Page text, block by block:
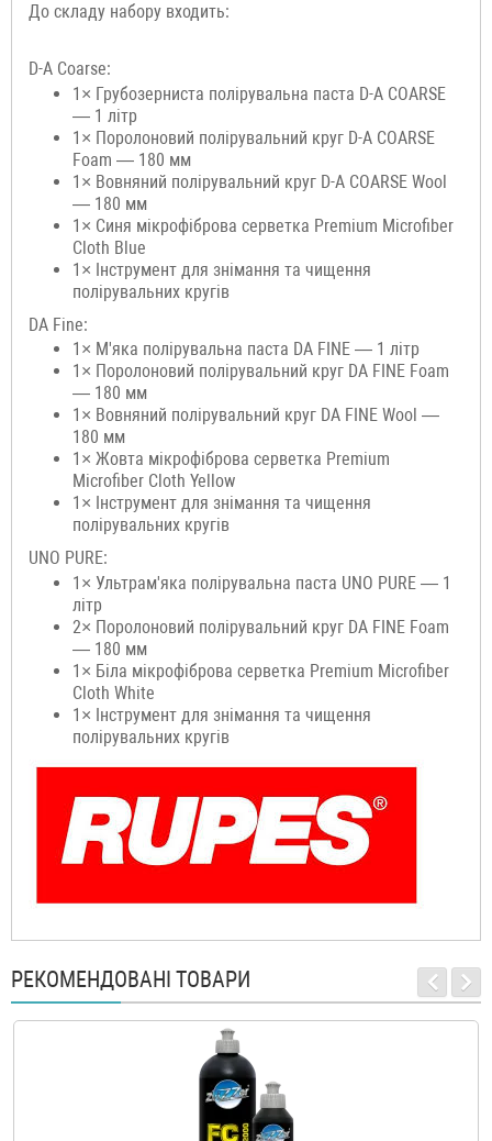
До складу набору входить:
D-A Coarse:
1× Грубозерниста полірувальна паста D-A COARSE
— 1 літр
1× Поролоновий полірувальний круг D-A COARSE
Foam — 180 мм
1× Вовняний полірувальний круг D-A COARSE Wool
— 180 мм
1× Синя мікрофіброва серветка Premium Microfiber
Cloth Blue
1× Інструмент для знімання та чищення
полірувальних кругів
DA Fine:
1× М'яка полірувальна паста DA FINE — 1 літр
1× Поролоновий полірувальний круг DA FINE Foam
— 180 мм
1× Вовняний полірувальний круг DA FINE Wool —
180 мм
1× Жовта мікрофіброва серветка Premium
Microfiber Cloth Yellow
1× Інструмент для знімання та чищення
полірувальних кругів
UNO PURE:
1× Ультрам'яка полірувальна паста UNO PURE — 1
літр
2× Поролоновий полірувальний круг DA FINE Foam
— 180 мм
1× Біла мікрофіброва серветка Premium Microfiber
Cloth White
1× Інструмент для знімання та чищення
полірувальних кругів
РЕКОМЕНДОВАНІ ТОВАРИ